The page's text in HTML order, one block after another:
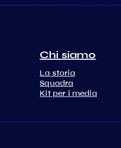
Chi siamo
La storia
Squadra
Kit per i media